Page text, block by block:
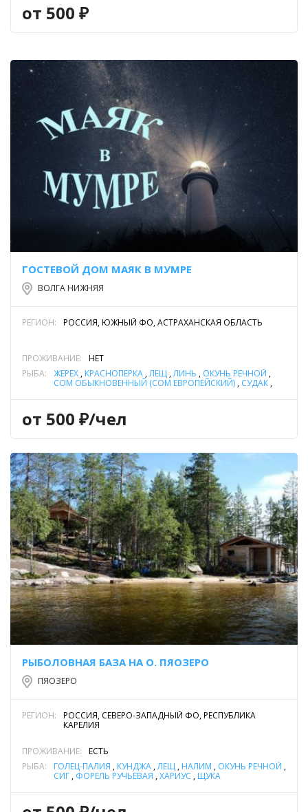
от 500 ₽
ГОСТЕВОЙ ДОМ МАЯК В МУМРЕ
ВОЛГА НИЖНЯЯ
РЕГИОН: РОССИЯ, ЮЖНЫЙ ФО, АСТРАХАНСКАЯ ОБЛАСТЬ
ПРОЖИВАНИЕ:
НЕТ
РЫБА:
ЖЕРЕХ , КРАСНОПЕРКА ,ЛЕЩ ,ЛИНЬ , ОКУНЬ РЕЧНОЙ ,
СОМ ОБЫКНОВЕННЫЙ (СОМ ЕВРОПЕЙСКИЙ) , СУДАК ,
от 500 ₽/чел
РЫБОЛОВНАЯ БАЗА НА О. ПЯОЗЕРО
ПЯОЗЕРО
РЕГИОН:
РОССИЯ, СЕВЕРО-ЗАПАДНЫЙ ФО, РЕСПУБЛИКА
КАРЕЛИЯ
ПРОЖИВАНИЕ:
ЕСТЬ
РЫБА:
ГОЛЕЦ-ПАЛИЯ , КУНДЖА ,ЛЕЩ , НАЛИМ , ОКУНЬ РЕЧНОЙ ,
СИГ , ФОРЕЛЬ РУЧЬЕВАЯ ,ХАРИУС , ЩУКА